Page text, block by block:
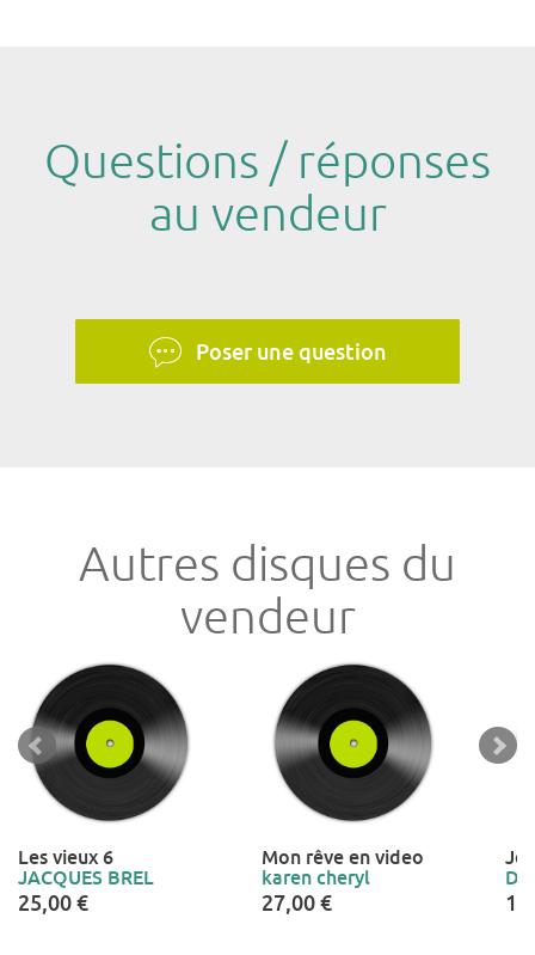
Questions / réponses
au vendeur
Poser une question
Autres disques du
vendeur
Les vieux 6
JACQUES BREL
25,00 €
Mon rêve en video
karen cheryl
27,00 €
Je